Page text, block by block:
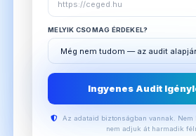
MELYIK CSOMAG ÉRDEKEL?
Ingyenes Audit
Az adataid biztonságban vannak. Nem
nem adjuk át harmadik